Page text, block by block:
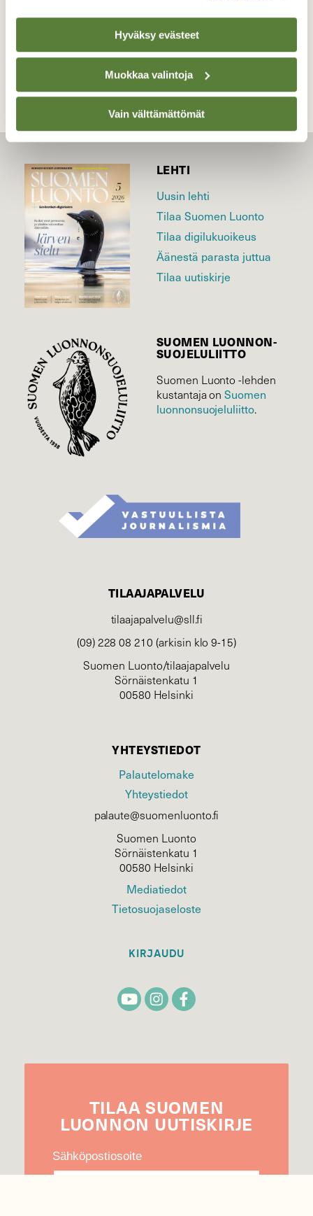
Hyväksy evästeet
Muokkaa valintoja
Vain välttämättömät
TAKAISIN LISTAAN
LEHTI
Uusin lehti
Tilaa Suomen Luonto
Tilaa digilukuoikeus
Äänestä parasta juttua
Tilaa uutiskirje
SUOMEN LUONNON­
SUOJELU­LIITTO
Suomen Luonto -lehden
kustantaja onSuomen
luonnonsuojelu­liitto.
TILAAJAPALVELU
tilaajapalvelu@sll.fi
(09) 228 08 210 (arkisin klo 9-15)
Suomen Luonto/tilaajapalvelu
Sörnäistenkatu 1
00580 Helsinki
YHTEYSTIEDOT
Palautelomake
Yhteystiedot
palaute@suomenluonto.fi
Suomen Luonto
Sörnäistenkatu 1
00580 Helsinki
Mediatiedot
Tietosuojaseloste
KIRJAUDU
TILAA SUOMEN
LUONNON UUTIS­KIRJE
Sähköpostiosoite